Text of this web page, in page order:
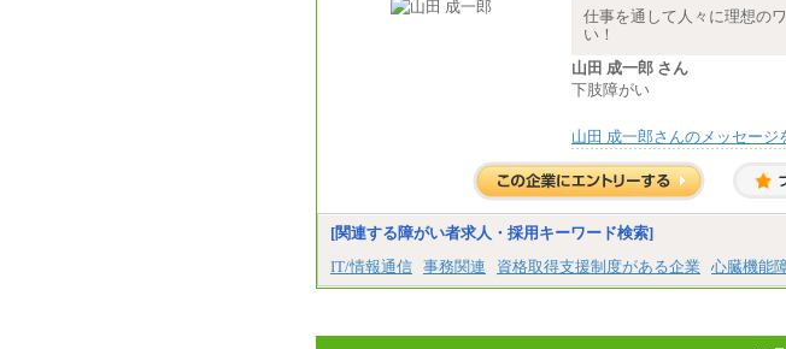
揮できると
関わらず
※営業職に
※試用期間
中途：
基本月給／
※経験、
り優遇いた
仕事を通して人々に理想の
い！
山田 成一郎 さん
下肢障がい
山田 成一郎さんのメッセージ
[関連する障がい者求人・採用キーワード検索]
IT/情報通信 事務関連 資格取得支援制度がある企業 心臓機能